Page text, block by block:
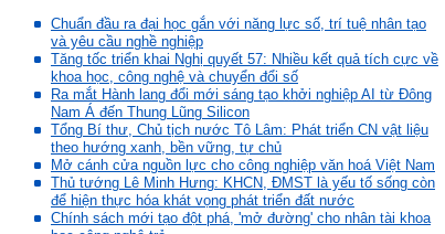
Chuẩn đầu ra đại học gắn với năng lực số, trí tuệ nhân tạo
và yêu cầu nghề nghiệp
Tăng tốc triển khai Nghị quyết 57: Nhiều kết quả tích cực về
khoa học, công nghệ và chuyển đổi số
Ra mắt Hành lang đổi mới sáng tạo khởi nghiệp AI từ Đông
Nam Á đến Thung Lũng Silicon
Tổng Bí thư, Chủ tịch nước Tô Lâm: Phát triển CN vật liệu
theo hướng xanh, bền vững, tự chủ
Mở cánh cửa nguồn lực cho công nghiệp văn hoá Việt Nam
Thủ tướng Lê Minh Hưng: KHCN, ĐMST là yếu tố sống còn
để hiện thực hóa khát vọng phát triển đất nước
Chính sách mới tạo đột phá, 'mở đường' cho nhân tài khoa